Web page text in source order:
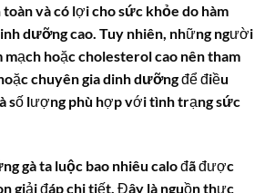
toàn và có lợi chosức khỏe do hàm
dưỡngcao. Tuy nhiên, những người
mạch hoặccholesterolcao nên tham
chuyên giadinh dưỡngđể điều
số lượng phù hợp với tình trạngsức
gà ta luộc bao nhiêu calođã được
giải đáp chi tiết. Đây là nguồn thực